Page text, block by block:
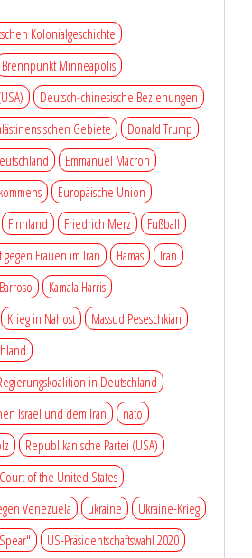
Kolonialgeschichte
Brennpunkt Minneapolis
Deutsch-chinesische Beziehungen
Gebiete
Donald Trump
Emmanuel Macron
Europäische Union
Finnland Friedrich Merz
Fußball
gegen Frauen im Iran Hamas
Iran
Kamala Harris
Krieg in Nahost
Massud Peseschkian
in Deutschland
Israel und dem Iran
nato
Republikanische Partei (USA)
of the United States
Venezuela
ukraine
Ukraine-Krieg
US-Präsidentschaftswahl 2020